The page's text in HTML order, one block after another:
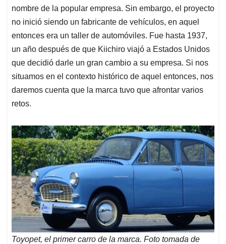
nombre de la popular empresa. Sin embargo, el proyecto
no inició siendo un fabricante de vehículos, en aquel
entonces era un taller de automóviles. Fue hasta 1937,
un año después de que Kiichiro viajó a Estados Unidos
que decidió darle un gran cambio a su empresa. Si nos
situamos en el contexto histórico de aquel entonces, nos
daremos cuenta que la marca tuvo que afrontar varios
retos.
Toyopet, el primer carro de la marca. Foto tomada de